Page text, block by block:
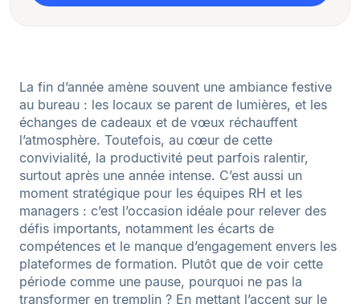
La fin d’année amène souvent une ambiance festive
au bureau : les locaux se parent de lumières, et les
échanges de cadeaux et de vœux réchauffent
l’atmosphère. Toutefois, au cœur de cette
convivialité, la productivité peut parfois ralentir,
surtout après une année intense. C’est aussi un
moment stratégique pour les équipes RH et les
managers : c’est l’occasion idéale pour relever des
défis importants, notamment les écarts de
compétences et le manque d’engagement envers les
plateformes de formation. Plutôt que de voir cette
période comme une pause, pourquoi ne pas la
transformer en tremplin ? En mettant l’accent sur le